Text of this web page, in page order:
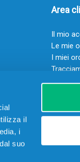
il
i
suo
Area
Il mio
Le mie
I miei
Resi
Servizio